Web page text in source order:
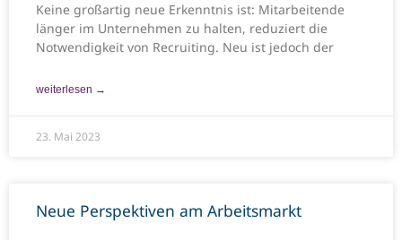
Keine großartig neue Erkenntnis ist: Mitarbeitende
länger im Unternehmen zu halten, reduziert die
Notwendigkeit von Recruiting. Neu ist jedoch der
weiterlesen →
23. Mai 2023
Neue Perspektiven am Arbeitsmarkt